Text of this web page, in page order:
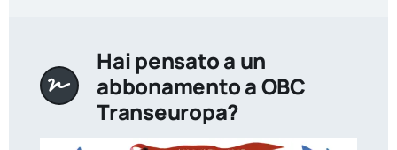
Hai pensato a un
abbonamento a OBC
Transeuropa?